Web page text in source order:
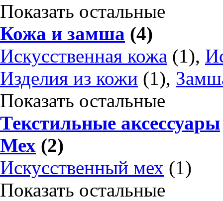
Показать остальные
Кожа и замша (4)
Искусственная кожа (1),
Изделия из кожи (1),
Показать остальные
Текстильные аксессуары
Мех (2)
Искусственный мех (1)
Показать остальные